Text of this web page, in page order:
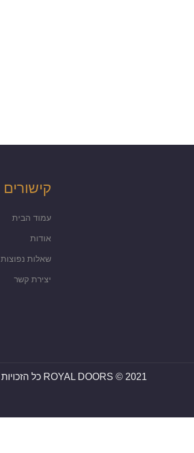
קישורים
עמוד הבית
אודות
שאלות נפוצות
יצירת קשר
ROYAL DOORS © 2021 כל הזכויות שמורות